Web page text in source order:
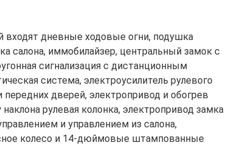
входят дневные ходовые огни, подушка
салона, иммобилайзер, центральный замок с
сигнализация с дистанционным
система, электроусилитель рулевого
дверей, электропривод и обогрев
рулевая колонка, электропривод замка
и управлением из салона,
колесо и 14-дюймовые штампованные